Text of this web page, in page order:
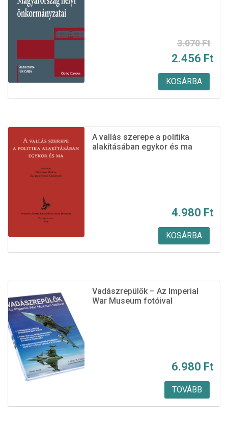
3.070Ft
Original
price
was:
3.070 Ft.
2.456 Ft
Current
price
is:
2.456 Ft.
KOSÁRBA
A vallás szerepe a politika
alakításában egykor és ma
4.980 Ft
KOSÁRBA
Vadászrepülők – Az Imperial
War Museum fotóival
6.980 Ft
TOVÁBB